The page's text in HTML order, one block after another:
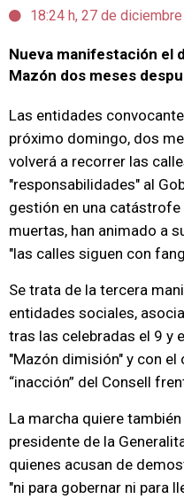
18:24 h, 27 de
Nueva manifestación el
Mazón dos meses
Las entidades
próximo domingo, dos
volverá a recorrer las
"responsabilidades" al
gestión en una
muertas, han animado a
"las calles siguen con
Se trata de la tercera
entidades sociales,
tras las celebradas el 9 y
"Mazón dimisión" y con
“inacción” del Consell
La marcha quiere
presidente de la
quienes acusan de
"ni para gobernar ni para